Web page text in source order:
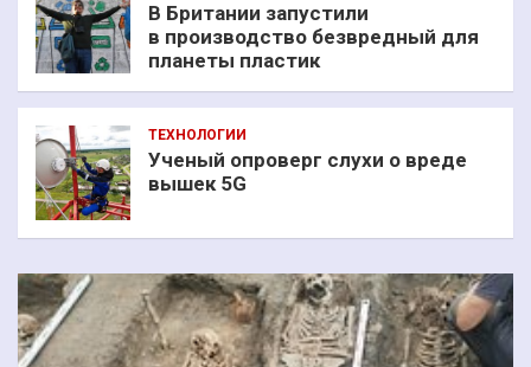
В Британии запустили
в производство безвредный для
планеты пластик
ТЕХНОЛОГИИ
Ученый опроверг слухи о вреде
вышек 5G